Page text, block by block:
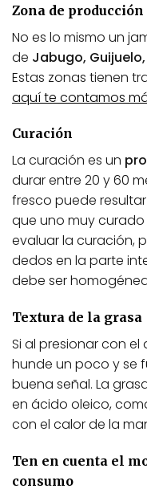
Zona de producción
No es lo mismo un
de Jabugo,
Estas zonas tienen
aquí te contamos
Curación
La curación es un
durar entre 20 y 60
fresco puede
que uno muy
evaluar la curación,
dedos en la parte
debe ser
Textura de la grasa
Si al presionar con
hunde un poco y se
buena señal. La
en ácido oleico,
con el calor de la
Ten en cuenta el
consumo